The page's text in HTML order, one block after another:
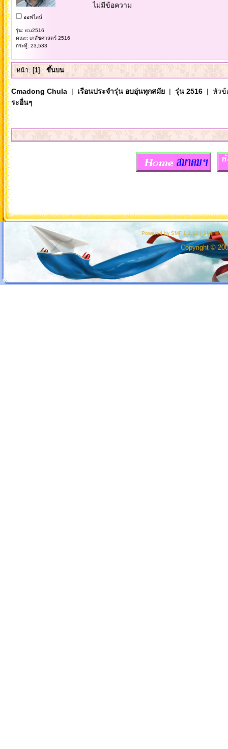
ออฟไลน์
รุ่น: rcu2516
คณะ: เภสัชศาสตร์ 2516
กระทู้: 23,533
ไม่มีข้อความ
หน้า: [1] ขึ้นบน
Cmadong Chula| เรือนประจำรุ่น อบอุ่นทุกสมัย| รุ่น 2516| หัวข้
ระอื่นๆ
Powered by SMF 1.1.10 | SMF ©
Copyright ©